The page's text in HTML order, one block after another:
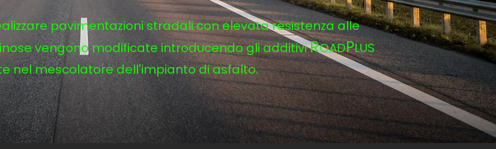
pavimentazioni stradali con elevata resistenza alle
vengono modificate introducendo gli additiviROADPLUS
nel mescolatore dell'impianto di asfalto.